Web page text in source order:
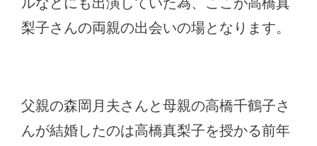
梨子さんの両親の出会いの場となります。
父親の森岡月夫さんと母親の高橋千鶴子さ
んが結婚したのは高橋真梨子を授かる前年